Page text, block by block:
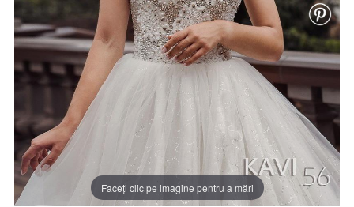
Faceți clic pe imagine pentru a mări